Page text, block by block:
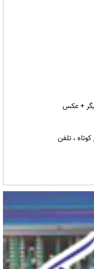
+ عکس
، تلفن